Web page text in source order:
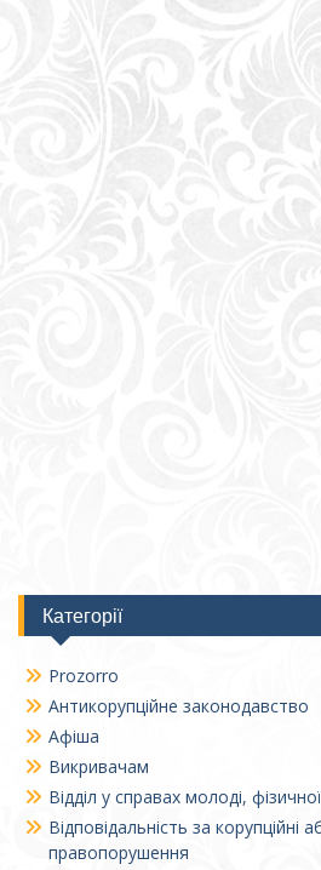
Категорії
Prozorro
Антикорупційне законодавство
Афіша
Викривачам
Відділ у справах молоді,
Відповідальність за корупційні
правопорушення